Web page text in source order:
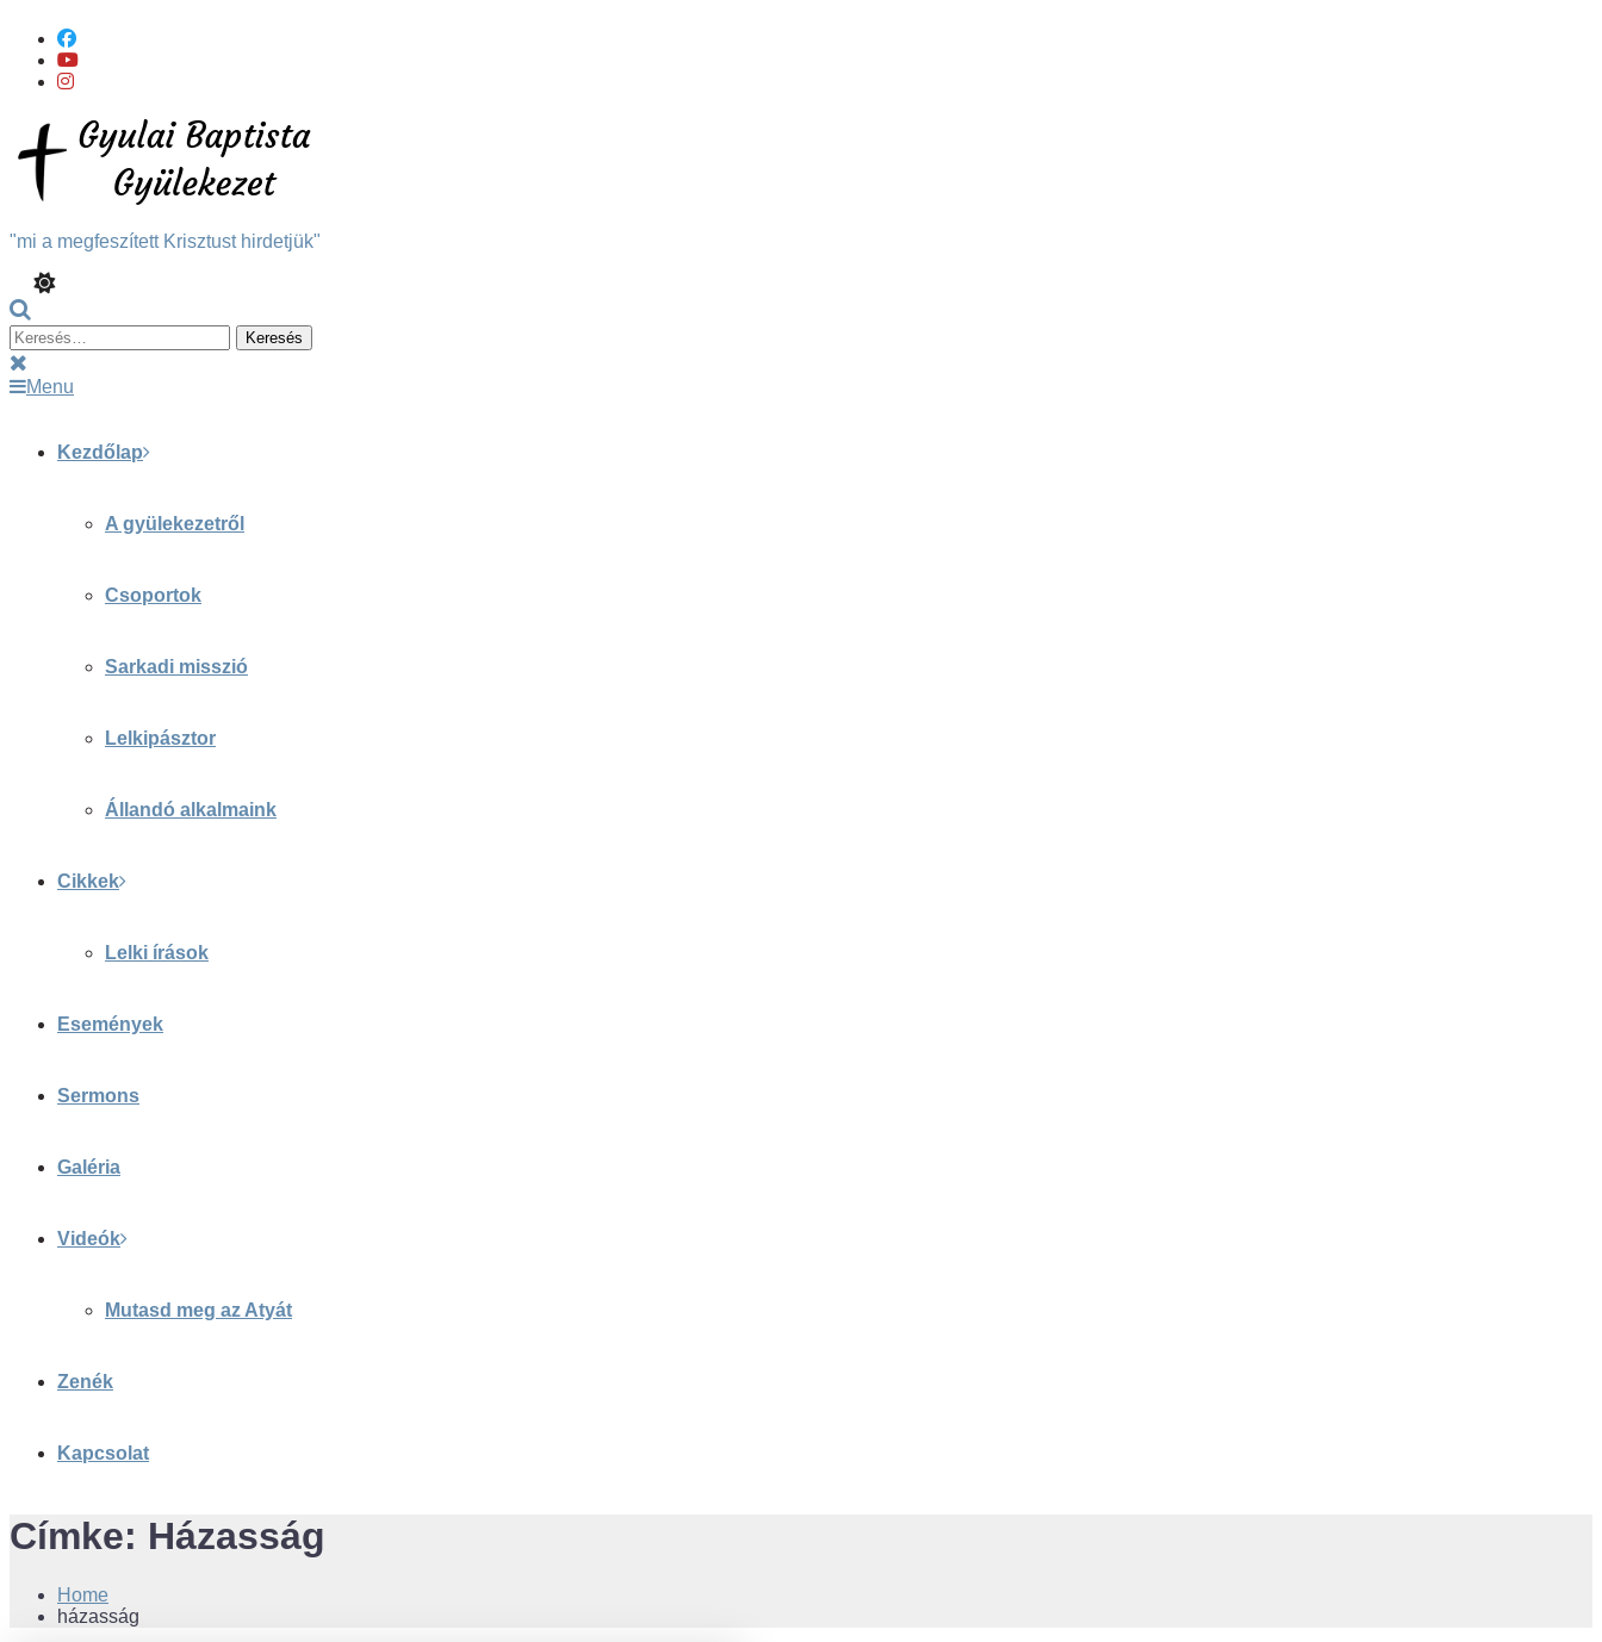
Content
"mi a megfeszített Krisztust hirdetjük"
Keresés:
Menu
Kezdőlap
A gyülekezetről
Csoportok
Sarkadi misszió
Lelkipásztor
Állandó alkalmaink
Cikkek
Lelki írások
Események
Sermons
Galéria
Videók
Mutasd meg az Atyát
Zenék
Kapcsolat
Címke: Házasság
Home
házasság